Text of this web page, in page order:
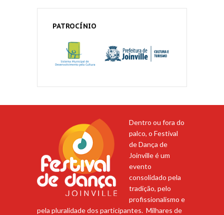
PATROCÍNIO
Dentro ou fora do
palco, o Festival
de Dança de
Joinville é um
evento
consolidado pela
tradição, pelo
profissionalismo e
pela pluralidade dos participantes. Milhares de